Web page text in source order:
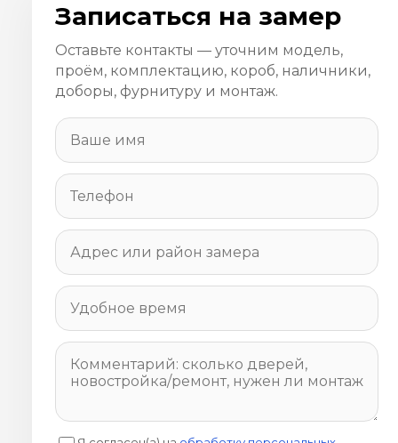
Записаться на замер
Оставьте контакты — уточним модель,
проём, комплектацию, короб, наличники,
доборы, фурнитуру и монтаж.